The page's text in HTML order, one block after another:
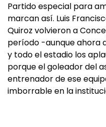
Partido especial para
marcan así. Luis
Quiroz volvieron a
período -aunque ahora
y todo el estadio los
porque el goleador del
entrenador de ese
imborrable en la